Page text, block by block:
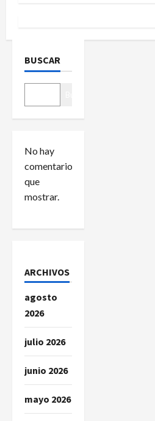
ó
n
d
e
e
n
a
d
a
s
BUSCAR
No hay
comentarios
que
mostrar.
ARCHIVOS
agosto
2026
julio 2026
junio 2026
mayo 2026